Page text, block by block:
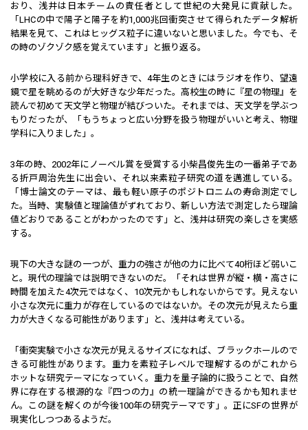
おり、浅井は日本チームの責任者として世紀の大発見に貢献した。
「LHCの中で陽子と陽子を約1,000兆回衝突させて得られたデータ解析
結果を見て、これはヒッグス粒子に違いないと思いました。今でも、そ
の時のゾクゾク感を覚えています」と振り返る。
小学校に入る前から理科好きで、4年生のときにはラジオを作り、望遠
鏡で星を眺めるのが大好きな少年だった。高校生の時に『星の物理』を
読んで初めて天文学と物理が結びついた。それまでは、天文学を学ぶつ
もりだったが、「もうちょっと広い分野を扱う物理がいいと考え、物理
学科に入りました」。
3年の時、2002年にノーベル賞を受賞する小柴昌俊先生の一番弟子であ
る折戸周治先生に出会い、それ以来素粒子研究の道を邁進している。
「博士論文のテーマは、最も軽い原子のポジトロニムの寿命測定でし
た。当時、実験値と理論値がずれており、新しい方法で測定したら理論
値どおりであることがわかったのです」と、浅井は研究の楽しさを実感
する。
現下の大きな謎の一つが、重力の強さが他の力に比べて40桁ほど弱いこ
と。現代の理論では説明できないのだ。「それは世界が縦・横・高さに
時間を加えた4次元ではなく、10次元かもしれないからです。見えない
小さな次元に重力が存在しているのではないか。その次元が見えたら重
力が大きくなる可能性があります」と、浅井は考えている。
「衝突実験で小さな次元が見えるサイズになれば、ブラックホールので
きる可能性があります。重力を素粒子レベルで理解するのがこれから
ホットな研究テーマになっていく。重力を量子論的に扱うことで、自然
界に存在する根源的な『四つの力』の統一理論ができるかも知れませ
ん。この謎を解くのが今後100年の研究テーマです」。正にSFの世界が
現実化しつつあるようだ。